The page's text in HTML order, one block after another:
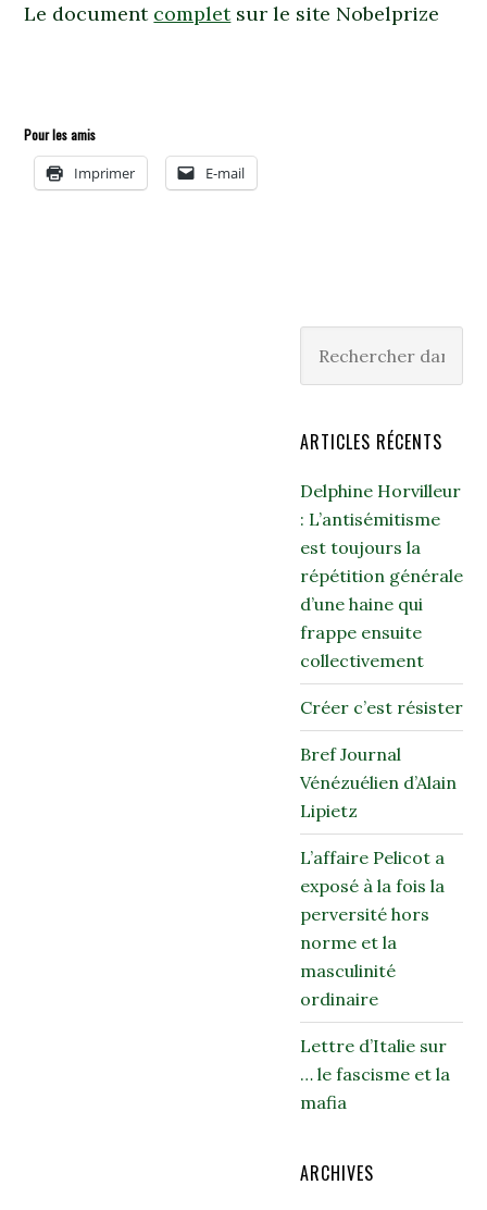
Le document completsur le site Nobelprize
Pour les amis
Imprimer E-mail
ARTICLES RÉCENTS
Delphine Horvilleur
: L’antisémitisme
est toujours la
répétition générale
d’une haine qui
frappe ensuite
collectivement
Créer c’est résister
Bref Journal
Vénézuélien d’Alain
Lipietz
L’affaire Pelicot a
exposé à la fois la
perversité hors
norme et la
masculinité
ordinaire
Lettre d’Italie sur
… le fascisme et la
mafia
ARCHIVES